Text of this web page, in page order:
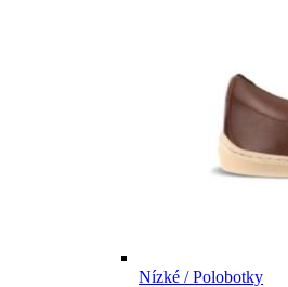
Nízké / Polobotky